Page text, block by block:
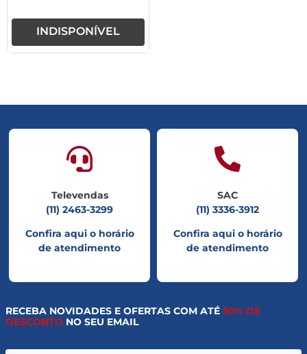
INDISPONÍVEL
Televendas
(11) 2463-3299
Confira aqui o horário
de atendimento
SAC
(11) 3336-3912
Confira aqui o horário
de atendimento
RECEBA NOVIDADES E OFERTAS COM ATÉ 50% DE
DESCONTO NO SEU EMAIL